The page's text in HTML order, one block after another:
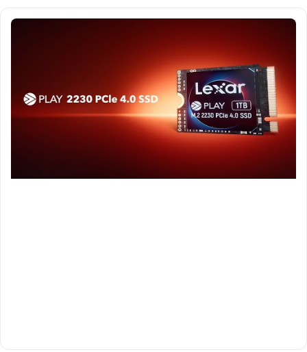
Làm nhiều việc hơn – Tiết kiệm thời gian
Ổ cứng SSD Lexar PLAY M.2 2230 PCIe Gen4 x4 NVMe với công
nghệ SLC FLASH NAND mang đến tốc độ cao sẽ giúp tải dữ liệu nhanh
hơn, tiết kiệm thời gian hơn so với các thế hệ trước, để bạn không phải
chờ đợi và bạn sẽ làm được nhiều việc hơn.